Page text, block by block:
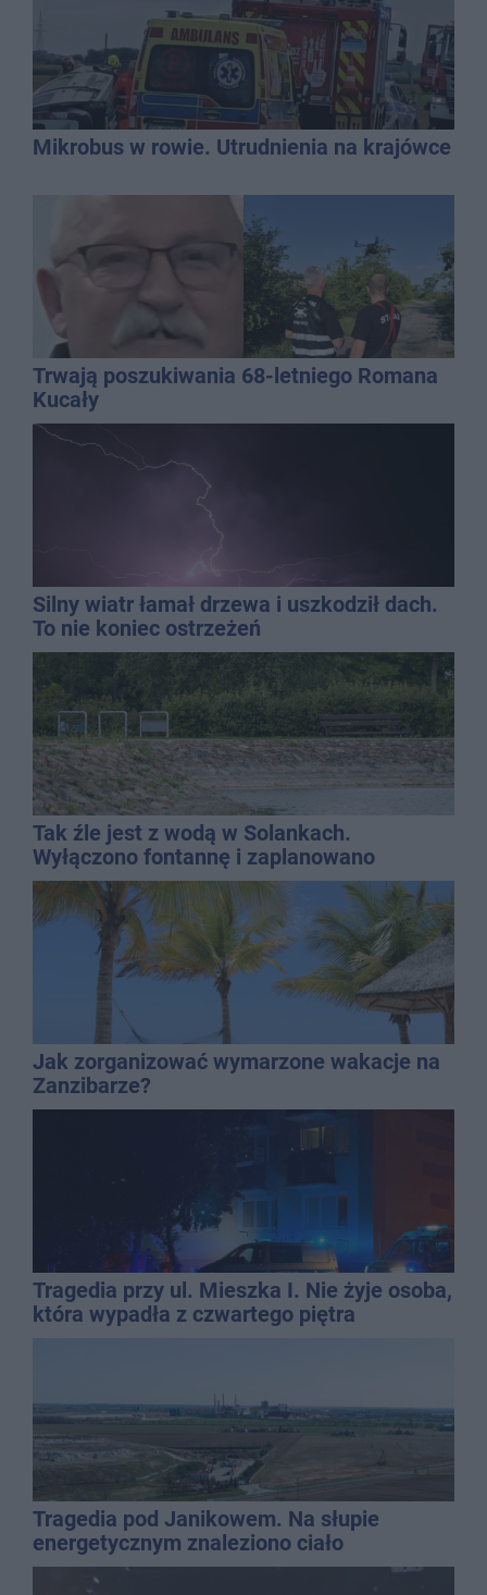
Mikrobus w rowie. Utrudnienia na krajówce
Trwają poszukiwania 68-letniego Romana
Kucały
Silny wiatr łamał drzewa i uszkodził dach.
To nie koniec ostrzeżeń
Tak źle jest z wodą w Solankach.
Wyłączono fontannę i zaplanowano
dolewkę
Jak zorganizować wymarzone wakacje na
Zanzibarze?
Tragedia przy ul. Mieszka I. Nie żyje osoba,
która wypadła z czwartego piętra
Tragedia pod Janikowem. Na słupie
energetycznym znaleziono ciało
mężczyzny